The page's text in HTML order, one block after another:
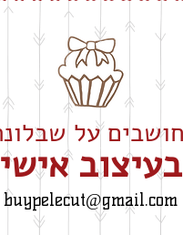
​בעיצוב אישי
buypelecut@gmail.com